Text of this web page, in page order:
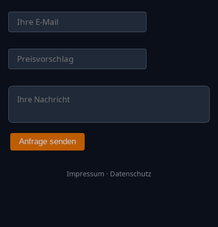
Anfrage senden
Impressum · Datenschutz